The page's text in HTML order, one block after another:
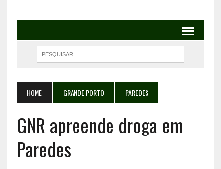
HOME GRANDE PORTO PAREDES
GNR apreende droga em
Paredes